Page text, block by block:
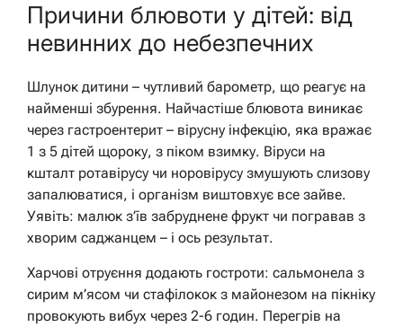
Причини блювоти у дітей: від
невинних до небезпечних
Шлунок дитини – чутливий барометр, що реагує на
найменші збурення. Найчастіше блювота виникає
через гастроентерит – вірусну інфекцію, яка вражає
1 з 5 дітей щороку, з піком взимку. Віруси на
кшталт ротавірусу чи норовірусу змушують слизову
запалюватися, і організм виштовхує все зайве.
Уявіть: малюк з’їв забруднене фрукт чи погравав з
хворим саджанцем – і ось результат.
Харчові отруєння додають гостроти: сальмонела з
сирим м’ясом чи стафілокок з майонезом на пікніку
провокують вибух через 2-6 годин. Перегрів на